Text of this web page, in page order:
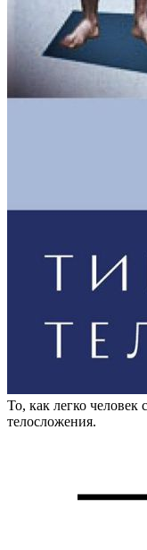
То, как легко человек
телосложения.